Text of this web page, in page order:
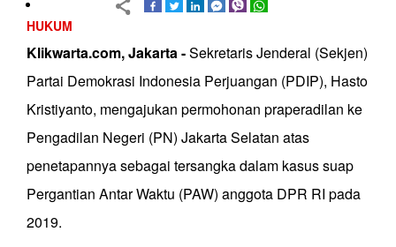
HUKUM
Klikwarta.com, Jakarta -Sekretaris Jenderal (Sekjen)
Partai Demokrasi Indonesia Perjuangan (PDIP), Hasto
Kristiyanto, mengajukan permohonan praperadilan ke
Pengadilan Negeri (PN) Jakarta Selatan atas
penetapannya sebagai tersangka dalam kasus suap
Pergantian Antar Waktu (PAW) anggota DPR RI pada
2019.